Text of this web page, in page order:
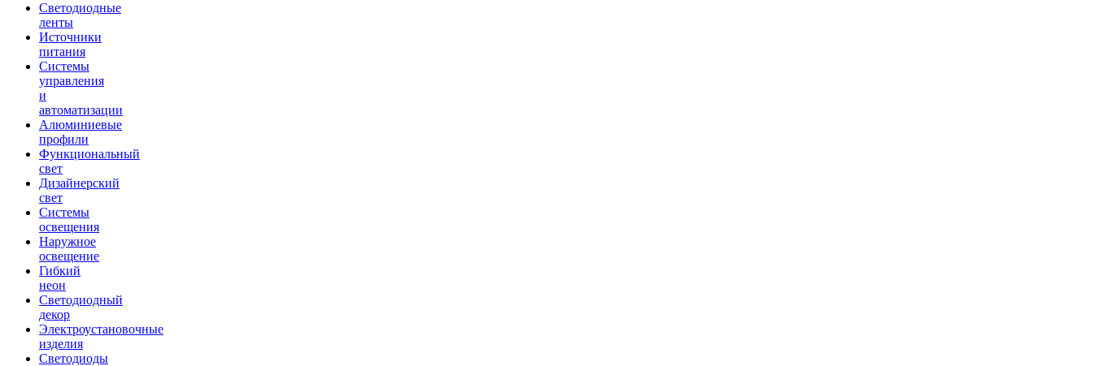
Светодиодные
ленты
Источники
питания
Системы
управления
и
автоматизации
Алюминиевые
профили
Функциональный
свет
Дизайнерский
свет
Системы
освещения
Наружное
освещение
Гибкий
неон
Светодиодный
декор
Электроустановочные
изделия
Светодиоды